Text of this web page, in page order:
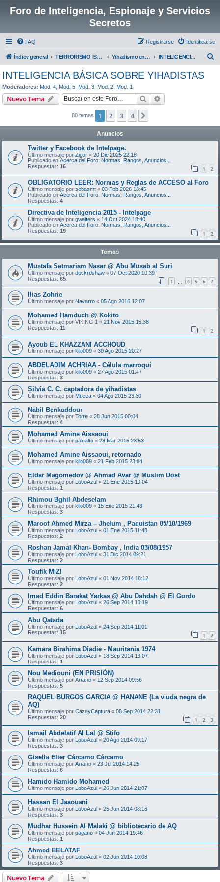
Foro de Inteligencia, Espionaje y Servicios
Secretos
FAQ Identificarse
Registrarse
Índice general TERRORISMO ISLAMICO O YIHADISTA Yihadismo en España INTELIGENCIA BÁSICA SOBRE YIHADISTAS
INTELIGENCIA BÁSICA SOBRE YIHADISTAS
Moderadores: Mod. 4 Mod. 5 Mod. 3 Mod. 2 Mod. 1
Nuevo Tema Buscar
80 temas 1 2 3 4
Anuncios
Twitter y Facebook de Intelpage.
Último mensaje por Zigor « 20 Dic 2025 22:18
Publicado en Acerca del Foro: Normas, Rangos, Anuncios...
Respuestas: 16 1 2
OBLIGATORIO LEER: Normas y Reglas de ACCESO al Foro
Último mensaje por sebasmt « 03 Feb 2026 18:45
Publicado en Acerca del Foro: Normas, Rangos, Anuncios...
Respuestas: 4
Directiva de Inteligencia 2015 - Intelpage
Último mensaje por gwalters « 14 Oct 2024 18:40
Publicado en Acerca del Foro: Normas, Rangos, Anuncios...
Respuestas: 19 1 2
Temas
Mustafa Setmariam Nasar @ Abu Musab al Suri
Último mensaje por deckrdshaw « 07 Oct 2020 10:39
Respuestas: 65 1 4 5 6 7
Ilias Zohrie
Último mensaje por Navarro « 05 Ago 2016 12:07
Mohamed Hamduch @ Kokito
Último mensaje por VIKING 1 « 21 Nov 2015 15:38
Respuestas: 11 1 2
Ayoub EL KHAZZANI ACCHOUD
Último mensaje por kilo009 « 30 Ago 2015 20:27
ABDELADIM ACHRIAA - Célula marroquí
Último mensaje por kilo009 « 27 Ago 2015 01:47
Respuestas: 3
Silvia C. C. captadora de yihadistas
Último mensaje por Mueca « 04 Ago 2015 23:30
Nabil Benkaddour
Último mensaje por Torre « 28 Jun 2015 00:04
Respuestas: 4
Mohamed Amine Aissaoui
Último mensaje por paloalto « 28 Mar 2015 23:53
Mohamed Amine Aissaoui, retornado
Último mensaje por kilo009 « 21 Feb 2015 23:04
Eldar Magomedov @ Ahmad Avar @ Muslim Dost
Último mensaje por LoboAzul « 21 Ene 2015 10:04
Respuestas: 1
Rhimou Bghil Abdeselam
Último mensaje por kilo009 « 15 Ene 2015 21:43
Respuestas: 3
Maroof Ahmed Mirza – Jhelum , Paquistan 05/10/1969
Último mensaje por LoboAzul « 01 Ene 2015 11:48
Respuestas: 2
Roshan Jamal Khan- Bombay , India 03/08/1957
Último mensaje por LoboAzul « 31 Dic 2014 09:21
Respuestas: 2
Toufik MIZI
Último mensaje por LoboAzul « 01 Nov 2014 18:12
Respuestas: 2
Imad Eddin Barakat Yarkas @ Abu Dahdah @ El Gordo
Último mensaje por LoboAzul « 26 Sep 2014 10:19
Respuestas: 6
Abu Qatada
Último mensaje por LoboAzul « 24 Sep 2014 11:01
Respuestas: 15 1 2
Kamara Birahima Diadie - Mauritania 1974
Último mensaje por LoboAzul « 18 Sep 2014 13:07
Respuestas: 1
Nou Mediouni (EN PRISIÓN)
Último mensaje por Arrano « 12 Sep 2014 09:56
Respuestas: 5
RAQUEL BURGOS GARCIA @ HANANE (La viuda negra de
AQ)
Último mensaje por CazayCaptura « 08 Sep 2014 22:31
Respuestas: 20 1 2 3
Ismail Abdelatif Al Lal @ Stifo
Último mensaje por LoboAzul « 20 Ago 2014 09:17
Respuestas: 3
Gisella Elier Cárcamo Cárcamo
Último mensaje por Arrano « 23 Jul 2014 14:25
Respuestas: 6
Hamido Hamido Mohamed
Último mensaje por LoboAzul « 26 Jun 2014 21:07
Hassan El Jaaouani
Último mensaje por LoboAzul « 25 Jun 2014 08:16
Respuestas: 3
Mudhar Hussein Al Malaki @ bibliotecario de AQ
Último mensaje por pagano « 04 Jun 2014 19:46
Respuestas: 1
Ahmed BELATAF
Último mensaje por LoboAzul « 02 Jun 2014 10:08
Respuestas: 3
Nuevo Tema